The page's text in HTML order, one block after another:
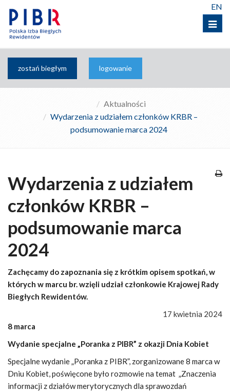
Menu
EN
zostań biegłym logowanie
Aktualności
Wydarzenia z udziałem członków KRBR –
podsumowanie marca 2024
Wydarzenia z udziałem
członków KRBR –
podsumowanie marca
2024
Zachęcamy do zapoznania się z krótkim opisem spotkań, w
których w marcu br. wzięli udział członkowie Krajowej Rady
Biegłych Rewidentów.
17 kwietnia 2024
8 marca
Wydanie specjalne „Poranka z PIBR” z okazji Dnia Kobiet
Specjalne wydanie „Poranka z PIBR”, zorganizowane 8 marca w
Dniu Kobiet, poświęcone było rozmowie na temat „Znaczenia
informacji z działów merytorycznych dla sprawozdań